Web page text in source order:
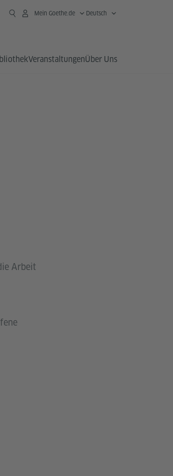
Mein Goethe.de Deutsch
VeranstaltungenÜber Uns
Arbeit